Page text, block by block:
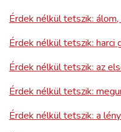
Érdek nélkül tetszik:
Érdek nélkül tetszik: harci
Érdek nélkül tetszik: az
Érdek nélkül tetszik:
Érdek nélkül tetszik: a